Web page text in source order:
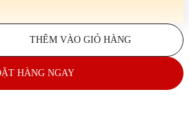
THÊM VÀO GIỎ HÀNG
HÀNG NGAY